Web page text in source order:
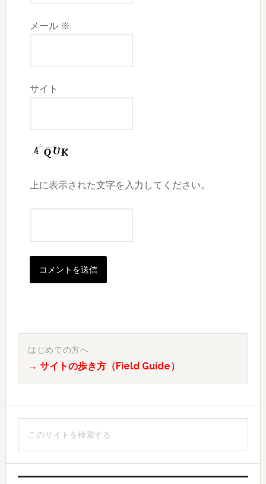
メール ※
サイト
上に表示された文字を入力してください。
最
イ
バ
はじめての方へ
→ サイトの歩き方（Field Guide）